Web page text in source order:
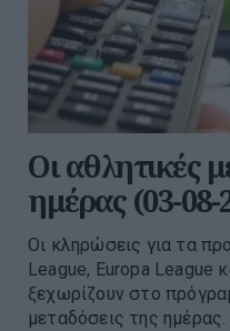
Οι αθλητικές
ημέρας (03-08-
Οι κληρώσεις για τα
League, Europa League
ξεχωρίζουν στο
μεταδόσεις της